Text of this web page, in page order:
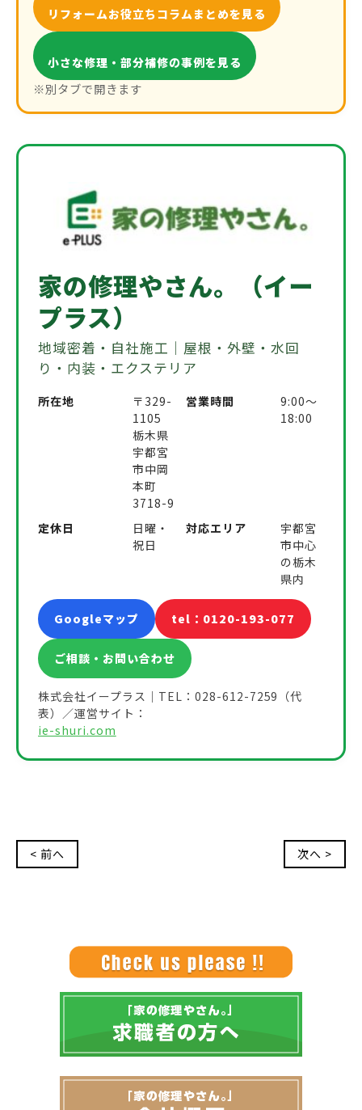
リフォームお役立ちコラムまとめを見る
小さな修理・部分補修の事例を見る
※別タブで開きます
家の修理やさん。（イー
プラス）
地域密着・自社施工｜屋根・外壁・水回
り・内装・エクステリア
所在地
〒329-
1105
栃木県
宇都宮
市中岡
本町
3718-9
営業時間
9:00〜
18:00
定休日
日曜・
祝日
対応エリア
宇都宮
市中心
の栃木
県内
Googleマップ tel：0120-193-077
ご相談・お問い合わせ
株式会社イープラス｜TEL：028-612-7259（代
表）／運営サイト：
ie-shuri.com
< 前へ 次へ >